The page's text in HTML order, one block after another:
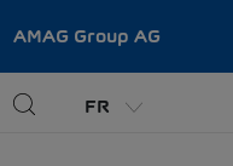
AMAG Group AG
FR